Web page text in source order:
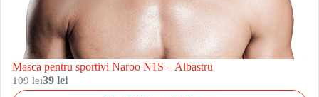
Masca pentru sportivi Naroo N1S – Albastru
109 lei39 lei